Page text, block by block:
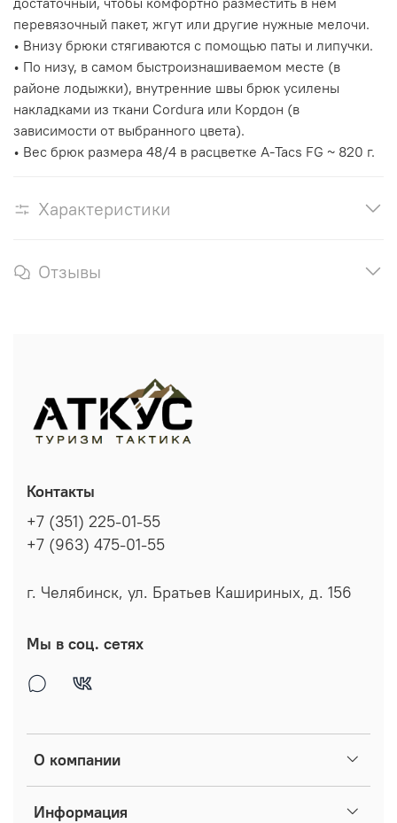
перевязочный пакет, жгут или другие нужные мелочи.
• Внизу брюки стягиваются с помощью паты и липучки.
• По низу, в самом быстроизнашиваемом месте (в
районе лодыжки), внутренние швы брюк усилены
накладками из ткани Cordura или Кордон (в
зависимости от выбранного цвета).
• Вес брюк размера 48/4 в расцветке A-Tacs FG ~ 820 г.
Характеристики
Отзывы
О компании
Информация
Контакты
+7 (351) 225-01-55
+7 (963) 475-01-55
г. Челябинск, ул. Братьев Кашириных, д. 156
Мы в соц. сетях